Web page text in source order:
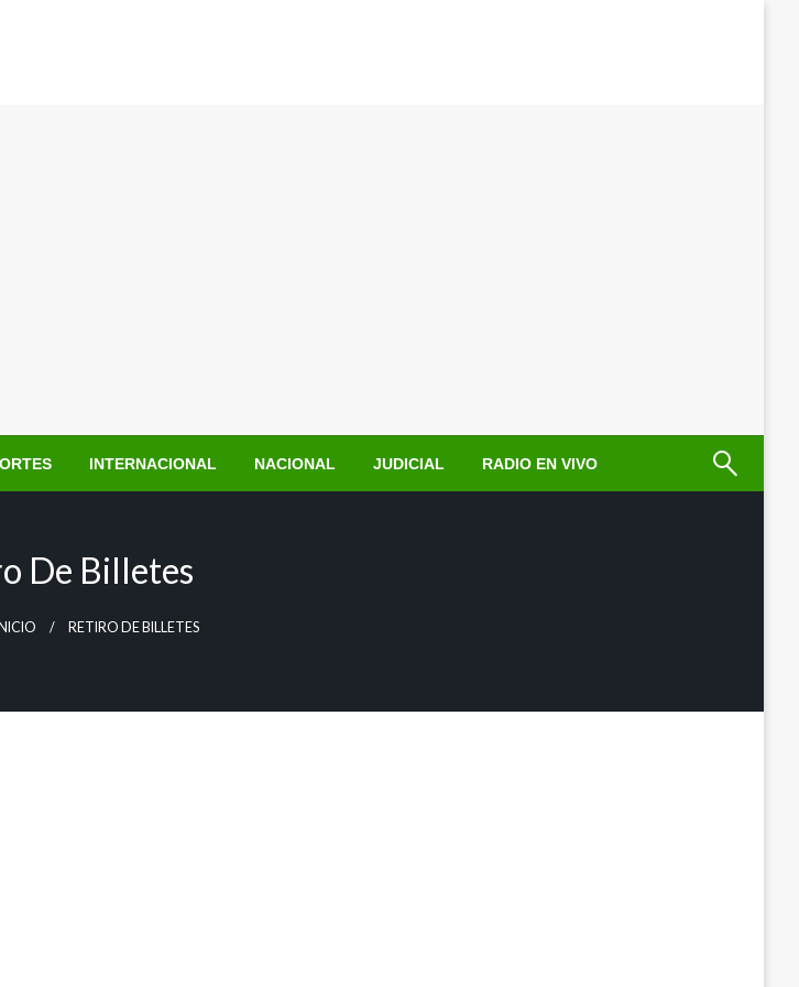
INTERNACIONAL NACIONAL JUDICIAL RADIO EN VIVO
De Billetes
RETIRO DE BILLETES